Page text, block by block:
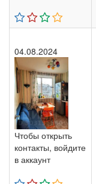
04.08.2024
Чтобы открыть
контакты, войдите
в аккаунт